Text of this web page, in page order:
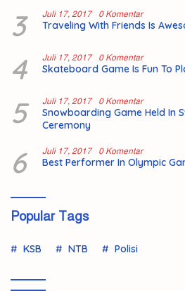
3 Juli 17, 2017 0 Komentar
Traveling With Friends Is
4 Juli 17, 2017 0 Komentar
Skateboard Game Is Fun To
5 Juli 17, 2017 0 Komentar
Snowboarding Game Held In
Ceremony
6 Juli 17, 2017 0 Komentar
Best Performer In Olympic
Popular Tags
KSB NTB Polisi